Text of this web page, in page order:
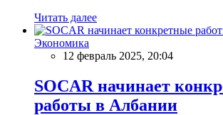
Читать далее
Экономика
12 февраль 2025, 20:04
SOCAR начинает
работы в Албании